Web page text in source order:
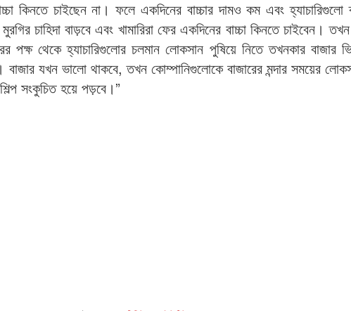
কিনতে চাইছেন না। ফলে একদিনের বাচ্চার দামও কম এবং
চাহিদা বাড়বে এবং খামারিরা ফের একদিনের বাচ্চা কিনতে চাইবেন। তখন
থেকে হ্যাচারিগুলোর চলমান লোকসান পুষিয়ে নিতে তখনকার বাজার
যখন ভালো থাকবে, তখন কোম্পানিগুলোকে বাজারের মন্দার সময়ের
সংকুচিত হয়ে পড়বে।”